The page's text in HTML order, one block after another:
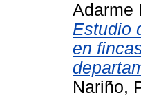
Adarme
Estudio
en
Nariño,